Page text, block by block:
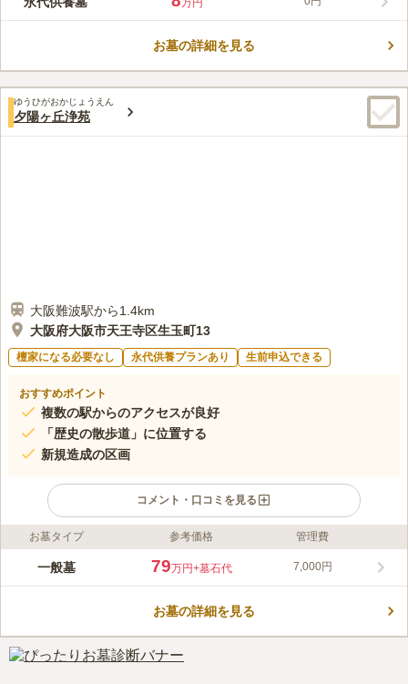
家からは車で渋滞がなければ１時間以内で行けるので、お墓参り
のお花やろうそくなどは、家の近所のホームセンターで買ってから行きま
す。
万円
お墓の詳細を見る
ゆうひがおかじょうえん
夕陽ヶ丘浄苑
大阪難波駅から1.4km
大阪府大阪市天王寺区生玉町13
檀家になる必要なし 永代供養プランあり 生前申込できる
おすすめポイント
複数の駅からのアクセスが良好
「歴史の散歩道」に位置する
新規造成の区画
コメント・口コミを見る
ライフドット編集部のコメント
宗教法人善勝寺の管理する、ラティスの囲いが印象的な公園墓地
ます。 宗旨・宗派は不問で利用できるので、現在お付き合いの
公園」や「生玉神社」があるので、お参りの後にお出かけも楽し
めます。
口コミ評価
お墓タイプ 参考価格 管理費
一般墓 79万円+墓石代 7,000円
お墓の詳細を見る